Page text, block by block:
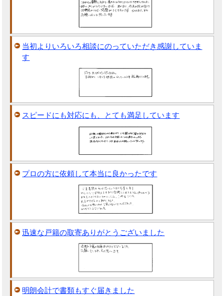
当初よりいろいろ相談にのっていただき感謝していま
す
スピードにも対応にも、とても満足しています
プロの方に依頼して本当に良かったです
迅速な戸籍の取寄ありがとうございました
明朗会計で書類もすぐ届きました